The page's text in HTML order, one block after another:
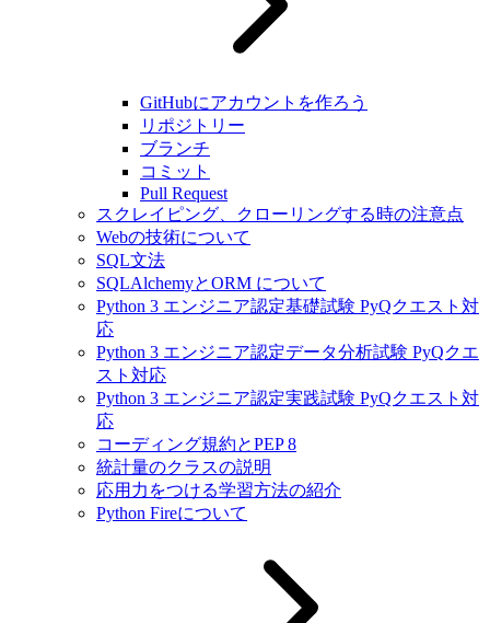
GitHubにアカウントを作ろう
リポジトリー
ブランチ
コミット
Pull Request
スクレイピング、クローリングする時の注意点
Webの技術について
SQL文法
SQLAlchemyとORM について
Python 3 エンジニア認定基礎試験 PyQクエスト対
応
Python 3 エンジニア認定データ分析試験 PyQクエ
スト対応
Python 3 エンジニア認定実践試験 PyQクエスト対
応
コーディング規約とPEP 8
統計量のクラスの説明
応用力をつける学習方法の紹介
Python Fireについて